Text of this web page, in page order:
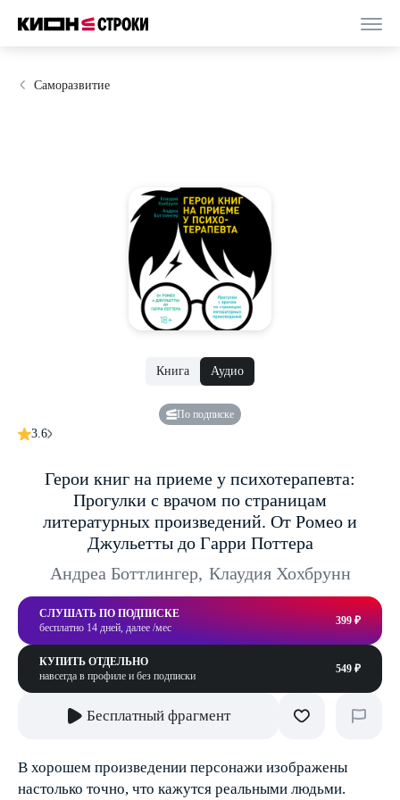
Саморазвитие
Книга Аудио
По подписке
3.6
Герои книг на приеме у психотерапевта:
Прогулки с врачом по страницам
литературных произведений. От Ромео и
Джульетты до Гарри Поттера
Андреа Боттлингер, Клаудия Хохбрунн
СЛУШАТЬ ПО ПОДПИСКЕ
бесплатно 14 дней, далее /мес
399 ₽
КУПИТЬ ОТДЕЛЬНО
навсегда в профиле и без подписки
549 ₽
Бесплатный фрагмент
В хорошем произведении персонажи изображены
настолько точно, что кажутся реальными людьми.